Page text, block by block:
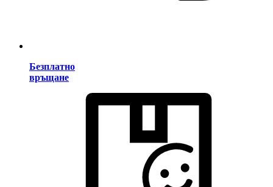
Безплатно
връщане